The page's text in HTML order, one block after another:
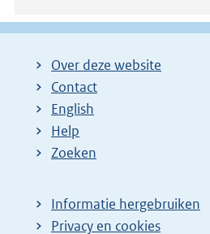
Over deze website
Contact
English
Help
Zoeken
Informatie hergebruiken
Privacy en cookies